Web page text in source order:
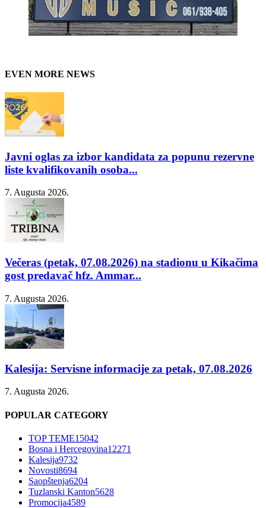
EVEN MORE NEWS
Javni oglas za izbor kandidata za popunu rezervne
liste kvalifikovanih osoba...
7. Augusta 2026.
Večeras (petak, 07.08.2026) na stadionu u Kikačima
gost predavač hfz. Ammar...
7. Augusta 2026.
Kalesija: Servisne informacije za petak, 07.08.2026
7. Augusta 2026.
POPULAR CATEGORY
TOP TEME15042
Bosna i Hercegovina12271
Kalesija9732
Novosti8694
Saopštenja6204
Tuzlanski Kanton5628
Promocija4589